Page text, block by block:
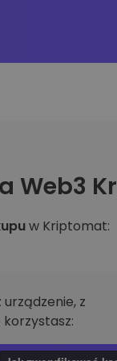
Alerty
Web3
w Kriptomat:
z